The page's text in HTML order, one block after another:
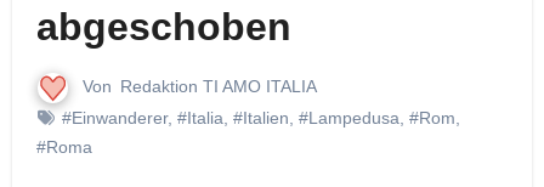
abgeschoben
Von Redaktion TI AMO ITALIA
#Einwanderer, #Italia #Italien #Lampedusa #Rom
#Roma